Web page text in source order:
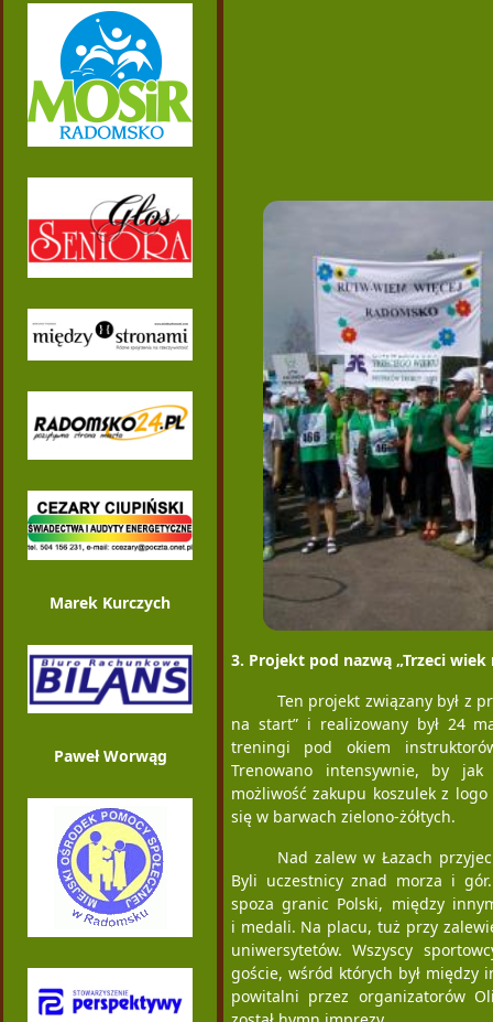
Marek Kurczych
Paweł Worwąg
3. Projekt pod nazwą „Trzeci wiek
Ten projekt związany był z
na start” i realizowany był 24
treningi pod okiem
Trenowano intensywnie, by
możliwość zakupu koszulek z
się w barwach zielono-żółtych.
Nad zalew w Łazach
Byli uczestnicy znad morza i
spoza granic Polski, między
i medali. Na placu, tuż przy
uniwersytetów. Wszyscy
goście, wśród których był między
powitalni przez organizatorów